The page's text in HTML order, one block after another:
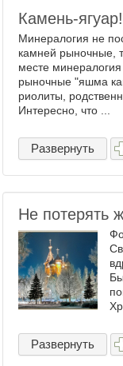
Камень-ягуар!
Минералогия не
камней рыночные,
месте минералогия
рыночные "яшма
риолиты,
Интересно, что ...
Развернуть
Не потерять
Развернуть